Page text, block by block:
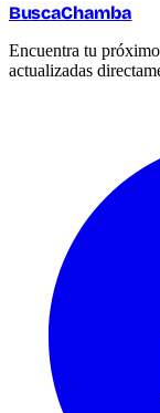
BuscaChamba
Encuentra tu
actualizadas